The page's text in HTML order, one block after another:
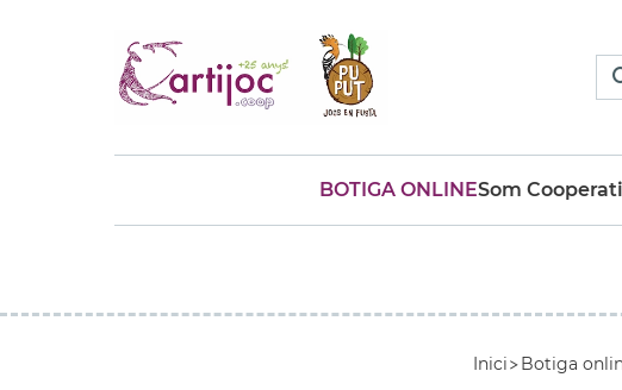
tinkering
kit Cuina viatge
BOTIGA ONLINESom
Inici Botiga